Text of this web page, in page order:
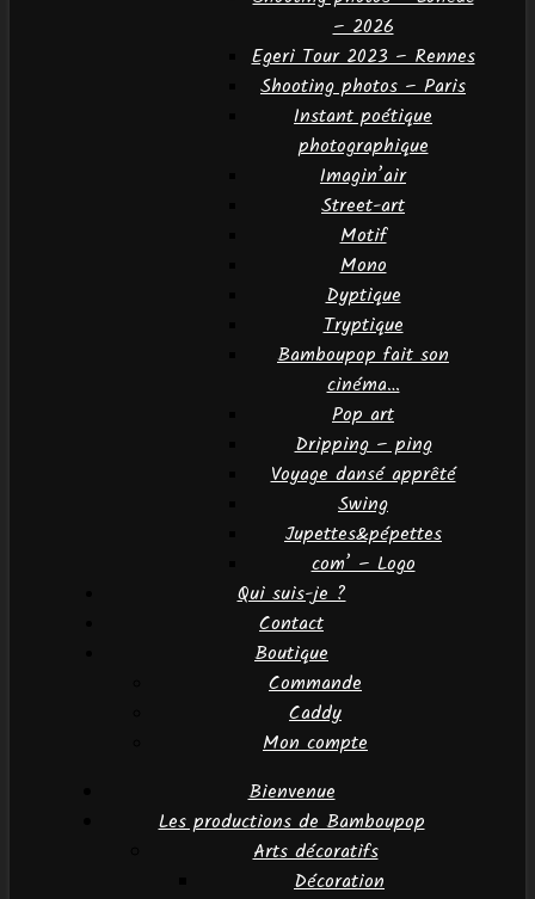
– 2026
Egeri Tour 2023 – Rennes
Shooting photos – Paris
Instant poétique
photographique
Imagin’air
Street-art
Motif
Mono
Dyptique
Tryptique
Bamboupop fait son
cinéma…
Pop art
Dripping – ping
Voyage dansé apprêté
Swing
Jupettes&pépettes
com’ – Logo
Qui suis-je ?
Contact
Boutique
Commande
Caddy
Mon compte
Bienvenue
Les productions de Bamboupop
Arts décoratifs
Décoration